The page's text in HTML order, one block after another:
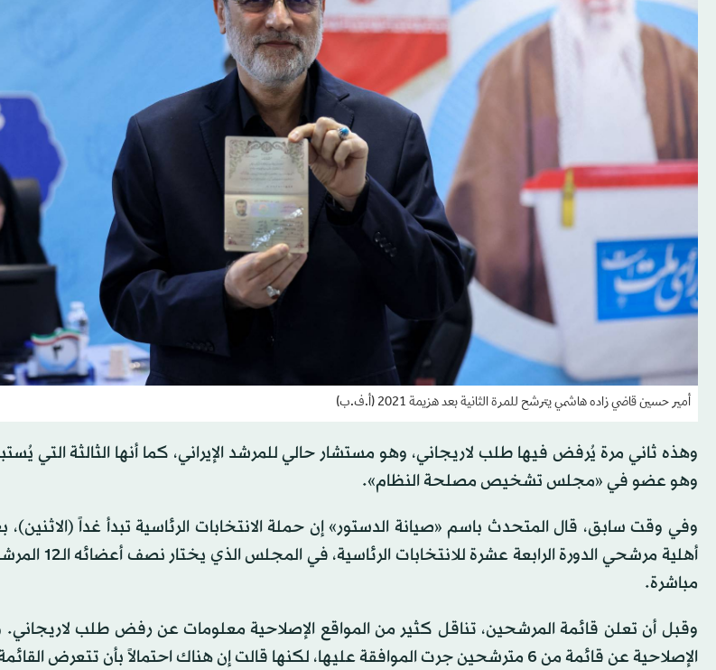
أمير حسين قاضي زاده هاشمي يترشح للمرة الثانية بعد هزيمة 2021 (أ.ف.ب)
وهذه ثاني مرة يُرفض فيها طلب لاريجاني، وهو مستشار حالي للمرشد الإيراني، كما أنها الثالثة التي
وهو عضو في «مجلس تشخيص مصلحة النظام».
وفي وقت سابق، قال المتحدث باسم «صيانة الدستور» إن حملة الانتخابات الرئاسية تبدأ غداً
أهلية مرشحي الدورة
مباشرة.
وقبل أن تعلن قائمة المرشحين، تناقل كثير من المواقع الإصلاحية معلومات عن رفض طلب لاريجاني.
الإصلاحية عن قائمة من 6 مترشحين جرت الموافقة عليها، لكنها قالت إن هناك احتمالاً بأن تتعرض القائمة لتغييرات.